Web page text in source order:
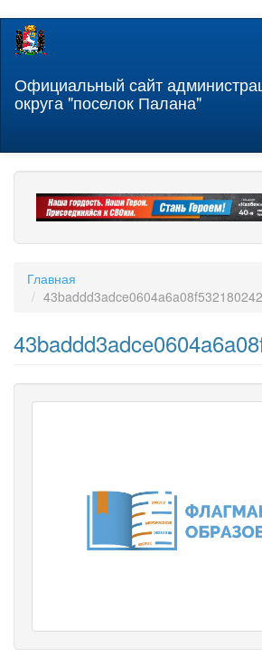
Перейти
содержанию
Официальный сайт
округа "поселок Палана"
Главная